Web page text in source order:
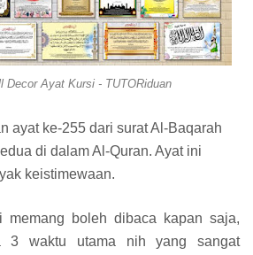
Decor Ayat Kursi - TUTORiduan
ayat ke-255 dari surat Al-Baqarah
di dalam Al-Quran. Ayat ini
keistimewaan.
memang boleh dibaca kapan saja,
3 waktu utama nih yang sangat